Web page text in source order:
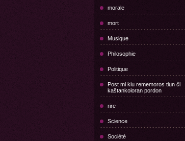
morale
mort
Musique
Philosophie
Politique
Post mi kiu rememoros tiun ĉi
kaŝtankoloran pordon
rire
Science
Société